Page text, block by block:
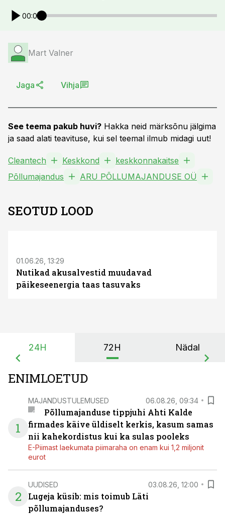
00:00
Mart Valner
Jaga Vihja
See teema pakub huvi? Hakka neid märksõnu jälgima
ja saad alati teavituse, kui sel teemal ilmub midagi uut!
Cleantech Keskkond
keskkonnakaitse
Põllumajandus
ARU PÕLLUMAJANDUSE OÜ
SEOTUD LOOD
01.06.26, 13:29
Nutikad akusalvestid muudavad
päikeseenergia taas tasuvaks
24H 72H Nädal
ENIMLOETUD
1
MAJANDUSTULEMUSED 06.08.26, 09:34
Põllumajanduse tippjuhi Ahti Kalde
firmades käive üldiselt kerkis, kasum samas
nii kahekordistus kui ka sulas pooleks
E-Piimast laekumata piimaraha on enam kui 1,2 miljonit
eurot
2
UUDISED 03.08.26, 12:00
Lugeja küsib: mis toimub Läti
põllumajanduses?